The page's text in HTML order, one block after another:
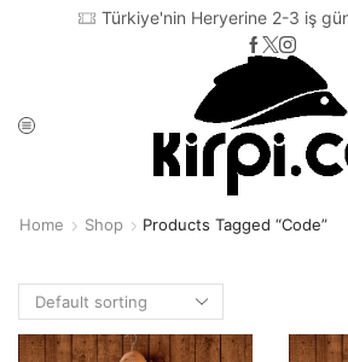
Türkiye'nin Heryerine 2-3 iş
Home Shop Products Tagged “code”